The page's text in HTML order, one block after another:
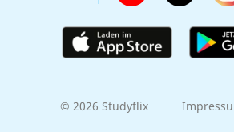
© 2026 Studyflix